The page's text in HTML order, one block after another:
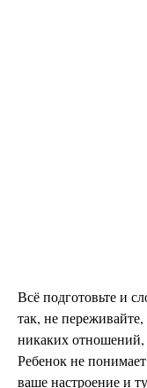
Всё подготовьте и
так, не
никаких отношений,
Ребенок не
ваше настроение и